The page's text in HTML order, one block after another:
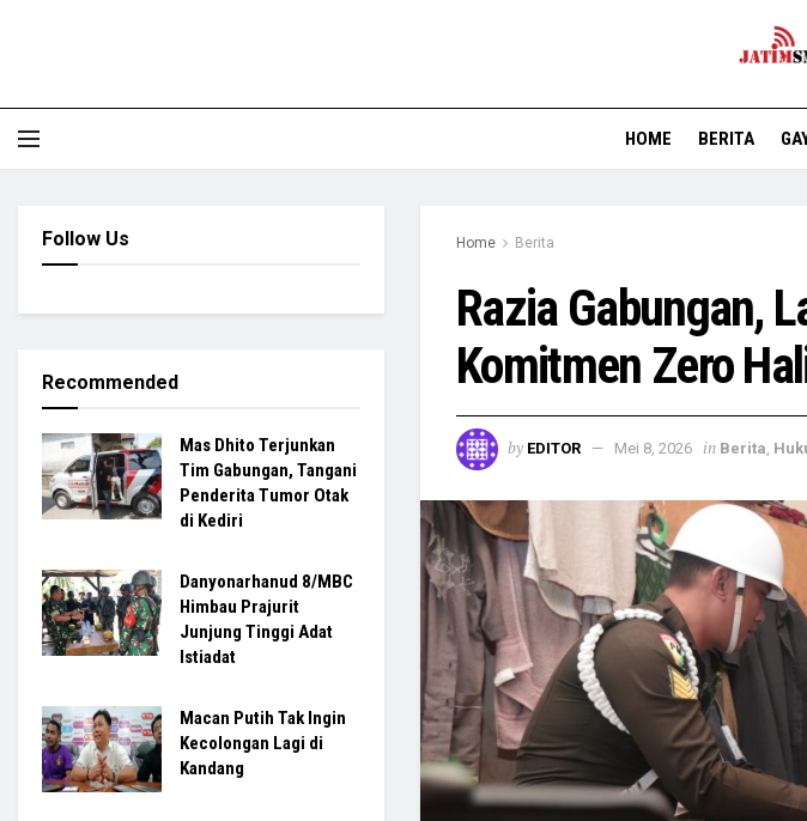
HOME BERITA
Home Berita
Razia Gabungan,
Komitmen Zero
by EDITOR Mei 8, 2026 in Berita
Follow Us
Recommended
Mas Dhito Terjunkan
Tim Gabungan, Tangani
Penderita Tumor Otak
di Kediri
Danyonarhanud 8/MBC
Himbau Prajurit
Junjung Tinggi Adat
Istiadat
Macan Putih Tak Ingin
Kecolongan Lagi di
Kandang